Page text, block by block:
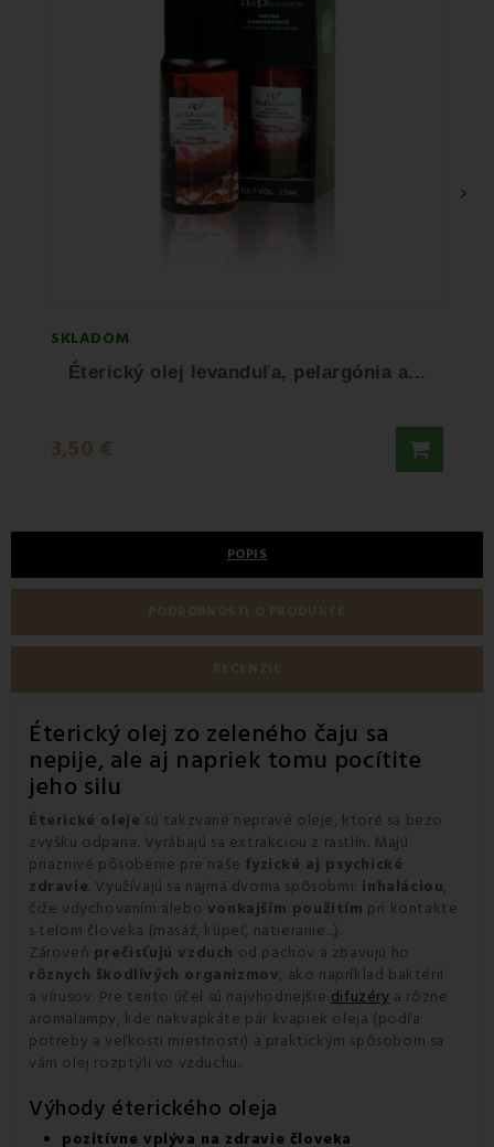
SKLADOM
Éterický olej levanduľa, pelargónia a...
3,50 €
›
POPIS
PODROBNOSTI O PRODUKTE
RECENZIE
Éterický olej zo zeleného čaju sa
nepije, ale aj napriek tomu pocítite
jeho silu
Éterické oleje sú takzvané nepravé oleje, ktoré sa bezo
zvyšku odparia. Vyrábajú sa extrakciou z rastlín. Majú
priaznivé pôsobenie pre naše fyzické aj psychické
zdravie. Využívajú sa najmä dvoma spôsobmi: inhaláciou,
čiže vdychovaním alebo vonkajším použitím pri kontakte
s telom človeka (masáž, kúpeľ, natieranie...).
Zároveň prečisťujú vzduch od pachov a zbavujú ho
rôznych škodlivých organizmov, ako napríklad baktérii
a vírusov. Pre tento účel sú najvhodnejšie difuzéry a rôzne
aromalampy, kde nakvapkáte pár kvapiek oleja (podľa
potreby a veľkosti miestnosti) a praktickým spôsobom sa
vám olej rozptýli vo vzduchu.
Výhody éterického oleja
pozitívne vplýva na zdravie človeka